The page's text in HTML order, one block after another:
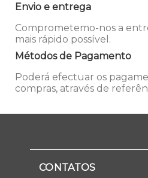
Envio e entrega
Comprometemo-nos a
mais rápido possível.
Métodos de Pagamento
Poderá efectuar os
compras, através de
CONTATOS